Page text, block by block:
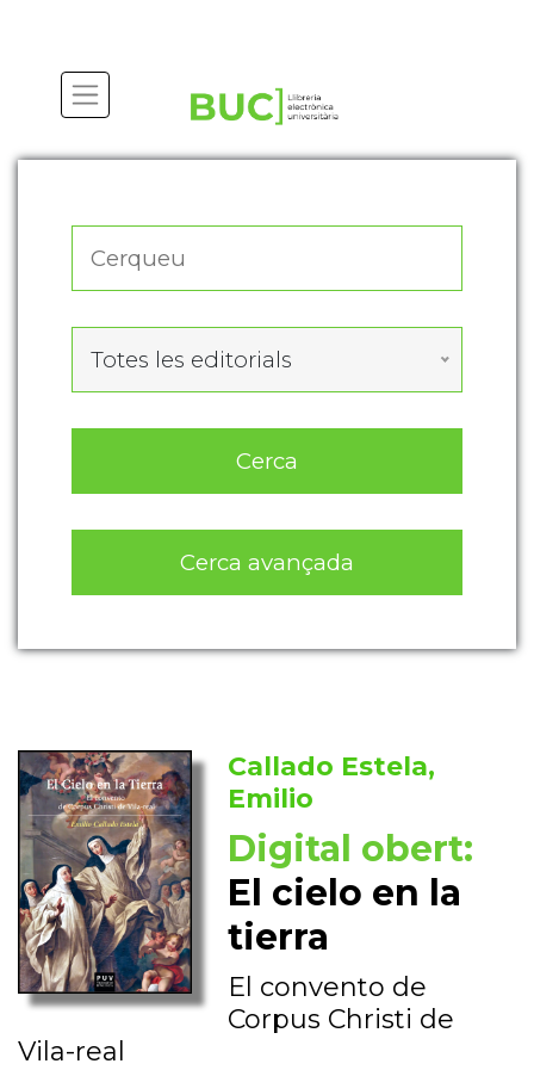
Totes les editorials
Cerca
Cerca avançada
Callado Estela,
Emilio
Digital obert:
El cielo en la
tierra
El convento de
Corpus Christi de
Vila-real